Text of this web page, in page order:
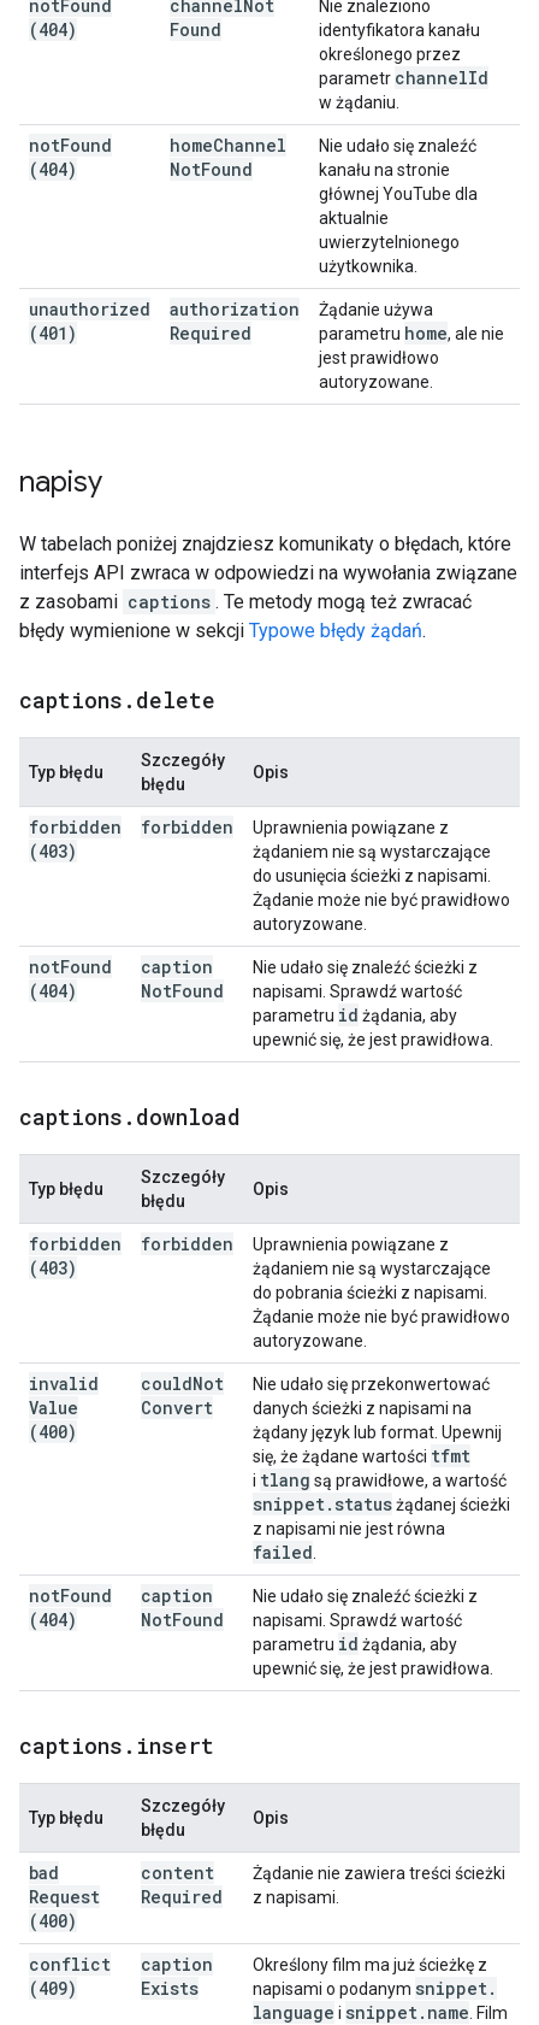
notFound
(404)
channelNot
Found
Nie znaleziono
identyfikatora kanału
określonego przez
parametr channelId
w żądaniu.
notFound
(404)
homeChannel
NotFound
Nie udało się znaleźć
kanału na stronie
głównej YouTube dla
aktualnie
uwierzytelnionego
użytkownika.
unauthorized
(401)
authorization
Required
Żądanie używa
parametru home, ale nie
jest prawidłowo
autoryzowane.
napisy
W tabelach poniżej znajdziesz komunikaty o błędach, które
interfejs API zwraca w odpowiedzi na wywołania związane
z zasobami captions . Te metody mogą też zwracać
błędy wymienione w sekcji Typowe błędy żądań.
captions . delete
Typ błędu
Szczegóły
błędu
Opis
forbidden
(403)
forbidden
Uprawnienia powiązane z
żądaniem nie są wystarczające
do usunięcia ścieżki z napisami.
Żądanie może nie być prawidłowo
autoryzowane.
notFound
(404)
caption
NotFound
Nie udało się znaleźć ścieżki z
napisami. Sprawdź wartość
parametru id żądania, aby
upewnić się, że jest prawidłowa.
captions . download
Typ błędu
Szczegóły
błędu
Opis
forbidden
(403)
forbidden
Uprawnienia powiązane z
żądaniem nie są wystarczające
do pobrania ścieżki z napisami.
Żądanie może nie być prawidłowo
autoryzowane.
invalid
Value
(400)
couldNot
Convert
Nie udało się przekonwertować
danych ścieżki z napisami na
żądany język lub format. Upewnij
się, że żądane wartości tfmt
i tlang są prawidłowe, a wartość
snippet. statusżądanej ścieżki
z napisami nie jest równa
failed
notFound
(404)
caption
NotFound
Nie udało się znaleźć ścieżki z
napisami. Sprawdź wartość
parametru id żądania, aby
upewnić się, że jest prawidłowa.
captions . insert
Typ błędu
Szczegóły
błędu
Opis
bad
Request
(400)
content
Required
Żądanie nie zawiera treści ścieżki
z napisami.
conflict
(409)
caption
Exists
Określony film ma już ścieżkę z
napisami o podanym snippet.
language i snippet. name . Film